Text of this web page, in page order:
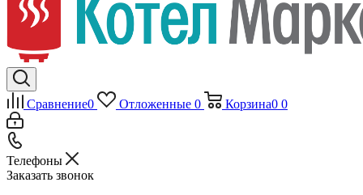
Сравнение0 Отложенные 0 Корзина0 0
Телефоны
Заказать звонок